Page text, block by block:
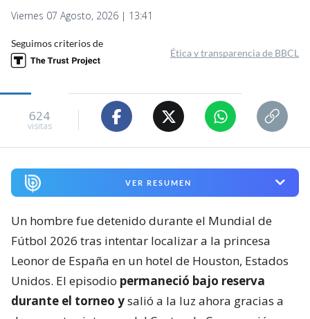
Viernes 07 Agosto, 2026 | 13:41
Seguimos criterios de
Ética y transparencia de BBCL
624
visitas
VER RESUMEN
Un hombre fue detenido durante el Mundial de
Fútbol 2026 tras intentar localizar a la princesa
Leonor de España en un hotel de Houston, Estados
Unidos. El episodio permaneció bajo reserva
durante el torneo ysalió a la luz ahora gracias a